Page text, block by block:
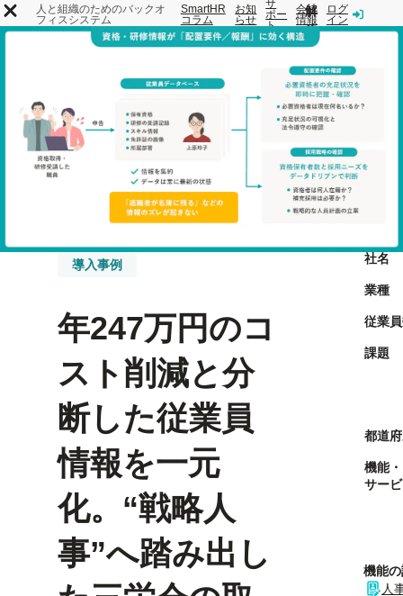
人と組織のためのバックオ
フィスシステム
SmartHR
コラム
お知
らせ
サ
ポー
ト
会社
情報
ログ
イン
SmartHR
機
事
解
決
す
る
課
題
トップ 事例 年247万円のコスト削減と分断した従業員情報を一元化。“戦
導入事例
年247万円のコ
スト削減と分
断した従業員
情報を一元
化。“戦略人
事”へ踏み出し
社名
業種
従業
課題
都道
機能・
サー
機能
人